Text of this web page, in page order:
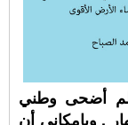
أضحى وطني
, وبإمكاني أن